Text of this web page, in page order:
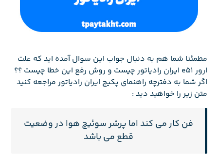
مطمئنا شما هم به دنبال جواب این سوال آمده اید که علت
ارور e51 ایران رادیاتور چیست و روش رفع این خطا چیست ؟؟
اگر شما به دفترچه راهنمای پکیج ایران رادیاتور مراجعه کنید
متن زیر را خواهید دید :
فن کار می کند اما پرشر سوئیچ هوا در وضعیت
قطع می باشد